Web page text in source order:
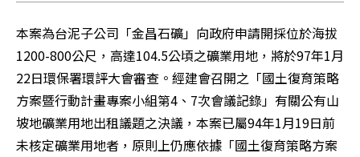
本案為台泥子公司「金昌石礦」向政府申請開採位於海拔
1200-800公尺，高達104.5公頃之礦業用地，將於97年1月
22日環保署環評大會審查。經建會召開之「國土復育策略
方案暨行動計畫專案小組第4、7次會議記錄」有關公有山
坡地礦業用地出租議題之決議，本案已屬94年1月19日前
未核定礦業用地者，原則上仍應依據「國土復育策略方案